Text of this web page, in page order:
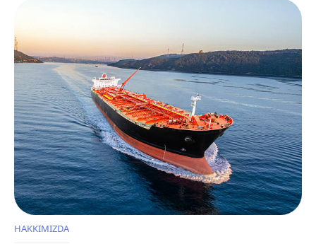
HAKKIMIZDA